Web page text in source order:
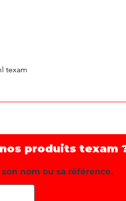
texam
produits
nom ou sa référence.